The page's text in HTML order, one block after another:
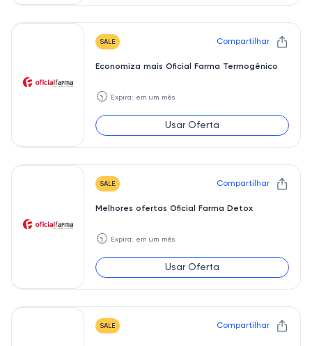
SALE Compartilhar
Economiza mais Oficial Farma Termogênico
🕥 Expira: em um mês
Usar Oferta
SALE Compartilhar
Melhores ofertas Oficial Farma Detox
🕥 Expira: em um mês
Usar Oferta
SALE Compartilhar